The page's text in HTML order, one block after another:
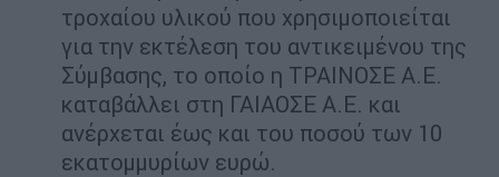
τροχαίου υλικού που χρησιμοποιείται
για την εκτέλεση του αντικειμένου της
Σύμβασης, το οποίο η ΤΡΑΙΝΟΣΕ Α.Ε.
καταβάλλει στη ΓΑΙΑΟΣΕ Α.Ε. και
ανέρχεται έως και του ποσού των 10
εκατομμυρίων ευρώ.